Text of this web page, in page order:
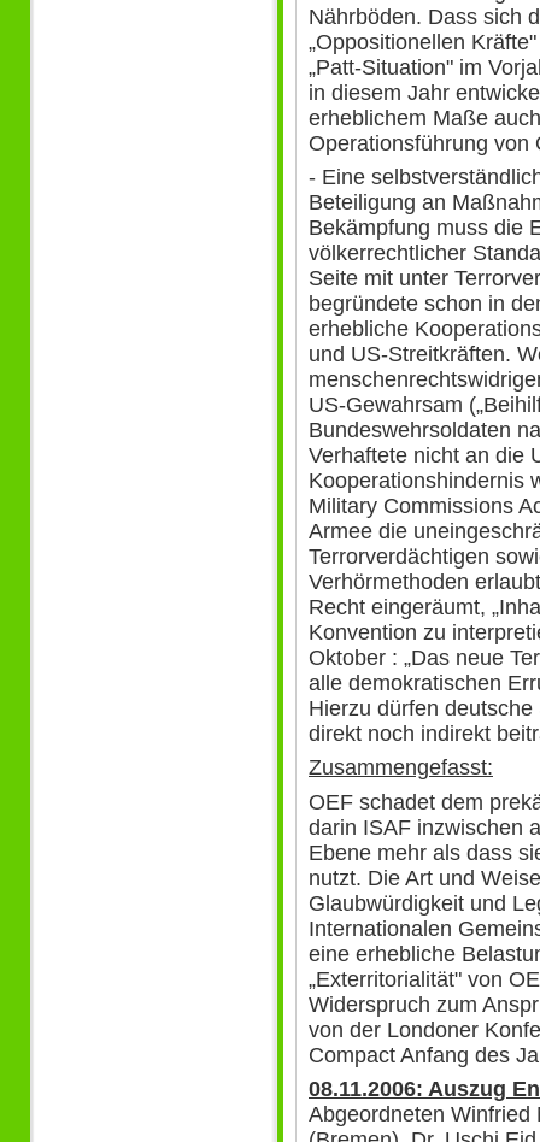
Nährböden. Dass sich
„Oppositionellen
„Patt-Situation" im
in diesem Jahr
erheblichem Maße
Operationsführung von
- Eine
Beteiligung an
Bekämpfung muss die
völkerrechtlicher
Seite mit unter
begründete schon in
erhebliche
und US-Streitkräften.
US-Gewahrsam
Bundeswehrsoldaten
Verhaftete nicht an die
Kooperationshindernis
Military Commissions
Armee die
Terrorverdächtigen
Verhörmethoden
Recht eingeräumt,
Konvention zu
Oktober : „Das neue
alle demokratischen
Hierzu dürfen
direkt noch indirekt
Zusammengefasst:
OEF schadet dem
darin ISAF inzwischen
Ebene mehr als dass
nutzt. Die Art und
Glaubwürdigkeit und
Internationalen
eine erhebliche
„Exterritorialität" von
Widerspruch zum
von der Londoner
Compact Anfang des
08.11.2006: Auszug
Abgeordneten Winfried